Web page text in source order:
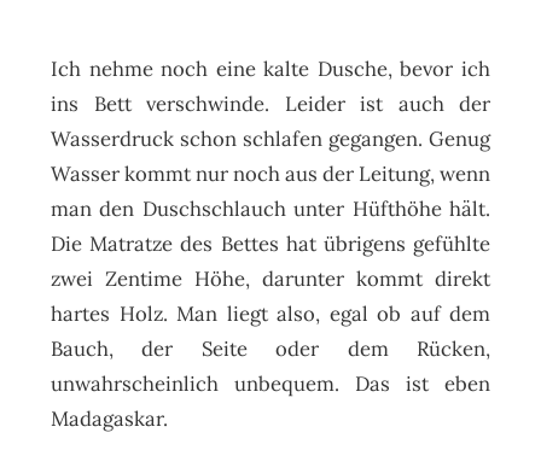
Ich nehme noch eine kalte Dusche, bevor ich
ins Bett verschwinde. Leider ist auch der
Wasserdruck schon schlafen gegangen. Genug
Wasser kommt nur noch aus der Leitung, wenn
man den Duschschlauch unter Hüfthöhe hält.
Die Matratze des Bettes hat übrigens gefühlte
zwei Zentime Höhe, darunter kommt direkt
hartes Holz. Man liegt also, egal ob auf dem
Bauch, der Seite oder dem Rücken,
unwahrscheinlich unbequem. Das ist eben
Madagaskar.